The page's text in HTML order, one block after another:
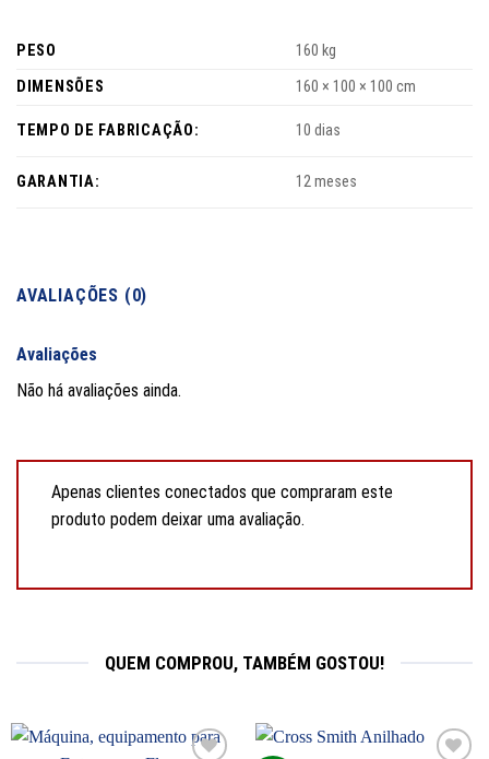
PESO
160 kg
DIMENSÕES
160 × 100 × 100 cm
TEMPO DE FABRICAÇÃO: 10 dias
GARANTIA: 12 meses
AVALIAÇÕES (0)
Avaliações
Não há avaliações ainda.
Apenas clientes conectados que compraram este
produto podem deixar uma avaliação.
QUEM COMPROU, TAMBÉM GOSTOU!